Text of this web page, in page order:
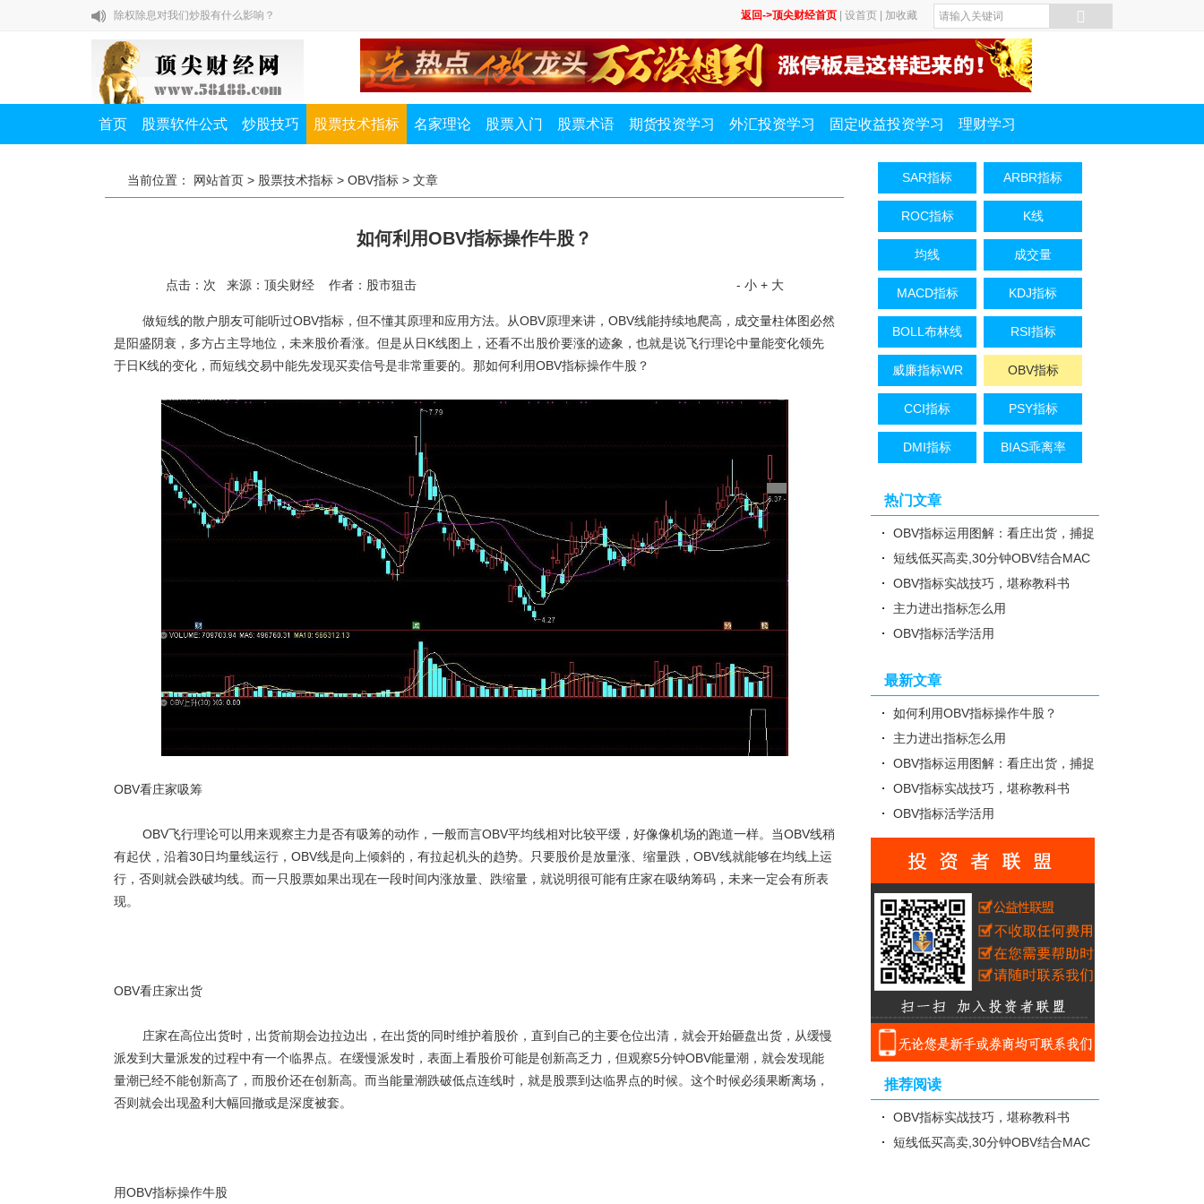
如何提高A股打新中签率？
私募一哥徐翔教你炒股七节课
股市高手教你怎样赚大钱
布林线有哪些操作技巧？
如何提高A股打新中签率？
返回->顶尖财经首页 设首页 加收藏
首页 股票软件公式 炒股技巧 股票技术指标 名家理论 股票入门 股票术语 期货投资学习 外汇投资学习 固定收益投资学习 理财学习
当前位置： 网站首页 > 股票技术指标 > OBV指标 > 文章
如何利用OBV指标操作牛股？
点击： 次 来源：顶尖财经 作者：股市狙击 - 小 + 大
做短线的散户朋友可能听过OBV指标，但不懂其原理和应用方法。从OBV原理来讲，OBV线能持续地爬高，成交量柱体图必然
是阳盛阴衰，多方占主导地位，未来股价看涨。但是从日K线图上，还看不出股价要涨的迹象，也就是说飞行理论中量能变化领先
于日K线的变化，而短线交易中能先发现买卖信号是非常重要的。那如何利用OBV指标操作牛股？
OBV看庄家吸筹
OBV飞行理论可以用来观察主力是否有吸筹的动作，一般而言OBV平均线相对比较平缓，好像像机场的跑道一样。当OBV线稍
有起伏，沿着30日均量线运行，OBV线是向上倾斜的，有拉起机头的趋势。只要股价是放量涨、缩量跌，OBV线就能够在均线上运
行，否则就会跌破均线。而一只股票如果出现在一段时间内涨放量、跌缩量，就说明很可能有庄家在吸纳筹码，未来一定会有所表
现。
OBV看庄家出货
庄家在高位出货时，出货前期会边拉边出，在出货的同时维护着股价，直到自己的主要仓位出清，就会开始砸盘出货，从缓慢
派发到大量派发的过程中有一个临界点。在缓慢派发时，表面上看股价可能是创新高乏力，但观察5分钟OBV能量潮，就会发现能
量潮已经不能创新高了，而股价还在创新高。而当能量潮跌破低点连线时，就是股票到达临界点的时候。这个时候必须果断离场，
否则就会出现盈利大幅回撤或是深度被套。
用OBV指标操作牛股
SAR指标 ARBR指标
ROC指标 K线
均线 成交量
MACD指标 KDJ指标
BOLL布林线 RSI指标
威廉指标WR OBV指标
CCI指标 PSY指标
DMI指标 BIAS乖离率
热门文章
OBV指标运用图解：看庄出货，捕捉
牛股
短线低买高卖,30分钟OBV结合MAC
D实战技巧
OBV指标实战技巧，堪称教科书
主力进出指标怎么用
OBV指标活学活用
最新文章
如何利用OBV指标操作牛股？
主力进出指标怎么用
OBV指标运用图解：看庄出货，捕捉
牛股
OBV指标实战技巧，堪称教科书
OBV指标活学活用
推荐阅读
OBV指标实战技巧，堪称教科书
短线低买高卖,30分钟OBV结合MAC